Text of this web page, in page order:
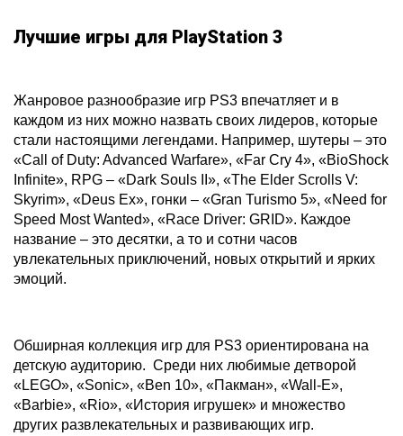
Лучшие игры для PlayStation 3
Жанровое разнообразие игр PS3 впечатляет и в
каждом из них можно назвать своих лидеров, которые
стали настоящими легендами. Например, шутеры – это
«Call of Duty: Advanced Warfare», «Far Cry 4», «BioShock
Infinite», RPG – «Dark Souls II», «The Elder Scrolls V:
Skyrim», «Deus Ex», гонки – «Gran Turismo 5», «Need for
Speed Most Wanted», «Race Driver: GRID». Каждое
название – это десятки, а то и сотни часов
увлекательных приключений, новых открытий и ярких
эмоций.
Обширная коллекция игр для PS3 ориентирована на
детскую аудиторию. Среди них любимые детворой
«LEGO», «Sonic», «Ben 10», «Пакман», «Wall-E»,
«Barbie», «Rio», «История игрушек» и множество
других развлекательных и развивающих игр.